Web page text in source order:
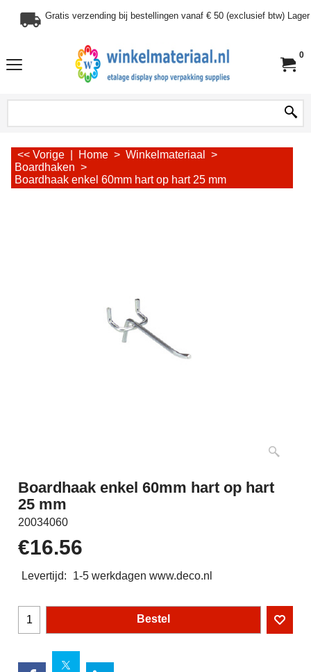
Gratis verzending bij bestellingen vanaf € 50 (exclusief btw)
0
<< Vorige Home > Winkelmateriaal
>
Boardhaken >
Boardhaak enkel 60mm hart op hart 25 mm
Boardhaak enkel 60mm hart op hart
25 mm
20034060
€16.56
Levertijd: 1-5 werkdagen www.deco.nl
Bestel